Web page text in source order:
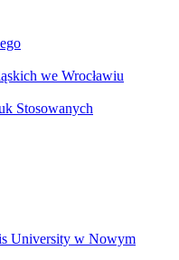
we Wrocławiu
Stosowanych
University w Nowym